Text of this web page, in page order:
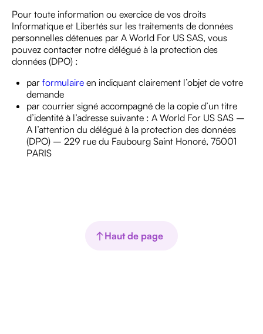
Pour toute information ou exercice de vos droits
Informatique et Libertés sur les traitements de données
personnelles détenues par A World For US SAS, vous
pouvez contacter notre délégué à la protection des
données (DPO) :
par formulaire en indiquant clairement l’objet de votre
demande
par courrier signé accompagné de la copie d’un titre
d’identité à l’adresse suivante : A World For US SAS –
A l’attention du délégué à la protection des données
(DPO) – 229 rue du Faubourg Saint Honoré, 75001
PARIS
Haut de page